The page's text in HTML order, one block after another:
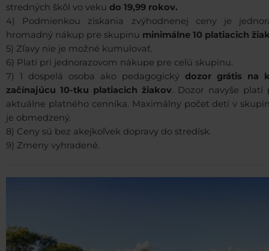
stredných škôl vo veku do 19,99 rokov.
4) Podmienkou získania zvýhodnenej ceny je
hromadný nákup pre skupinu minimálne 10 platiacich
5) Zľavy nie je možné kumulovať.
6) Platí pri jednorazovom nákupe pre celú skupinu.
7) 1 dospelá osoba ako pedagogický dozor grátis na
začínajúcu 10-tku platiacich žiakov. Dozor navyše platí
aktuálne platného cenníka. Maximálny počet detí v
je obmedzený.
8) Ceny sú bez akejkoľvek dopravy do stredísk.
9) Zmeny vyhradené.